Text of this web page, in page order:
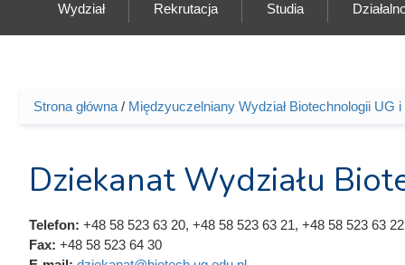
Wydział Rekrutacja Studia
Jesteś tutaj
Strona główna / Międzyuczelniany Wydział Biotechnologii
Dziekanat Wydziału
Telefon: +48 58 523 63 20, +48 58 523 63 21, +48 58 523 63 22
Fax: +48 58 523 64 30